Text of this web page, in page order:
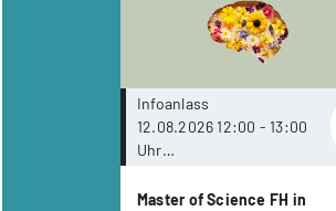
Infoanlass
12.08.2026 12:00 - 13:00
Uhr
Master of Science FH in